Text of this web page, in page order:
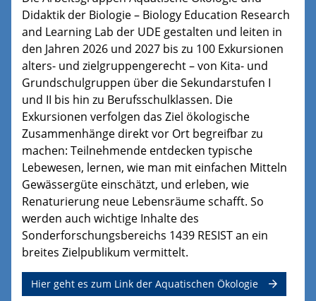
Didaktik der Biologie – Biology Education Research
and Learning Lab der UDE gestalten und leiten in
den Jahren 2026 und 2027 bis zu 100 Exkursionen
alters- und zielgruppengerecht – von Kita- und
Grundschulgruppen über die Sekundarstufen I
und II bis hin zu Berufsschulklassen. Die
Exkursionen verfolgen das Ziel ökologische
Zusammenhänge direkt vor Ort begreifbar zu
machen: Teilnehmende entdecken typische
Lebewesen, lernen, wie man mit einfachen Mitteln
Gewässergüte einschätzt, und erleben, wie
Renaturierung neue Lebensräume schafft. So
werden auch wichtige Inhalte des
Sonderforschungsbereichs 1439 RESIST an ein
breites Zielpublikum vermittelt.
Hier geht es zum Link der Aquatischen Ökologie